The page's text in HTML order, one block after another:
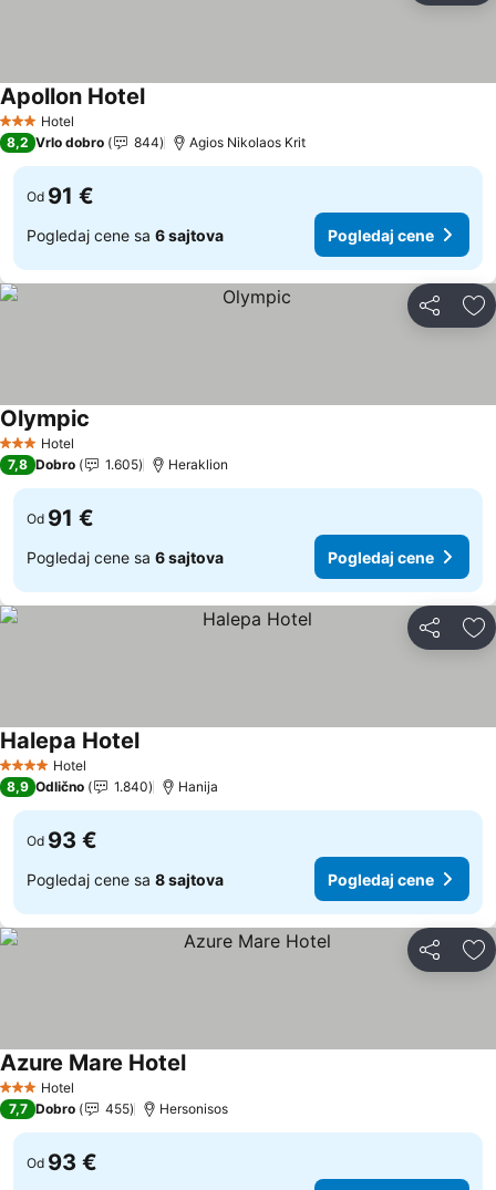
3 Zvezdice
Hotel
Apollon Hotel
8,2 Vrlo dobro 844 Agios Nikolaos Krit
Od 91 €
Pogledaj cene sa 6 sajtova Pogledaj cene
Deli
3 Zvezdice
Hotel
Olympic
7,8 Dobro 1.605 Heraklion
Od 91 €
Pogledaj cene sa 6 sajtova Pogledaj cene
Deli
4 ZvezdiceHotel
Halepa Hotel
8,9 Odlično 1.840 Hanija
Od 93 €
Pogledaj cene sa 8 sajtova Pogledaj cene
Deli
3 Zvezdice
Hotel
Azure Mare Hotel
7,7 Dobro 455 Hersonisos
Od 93 €